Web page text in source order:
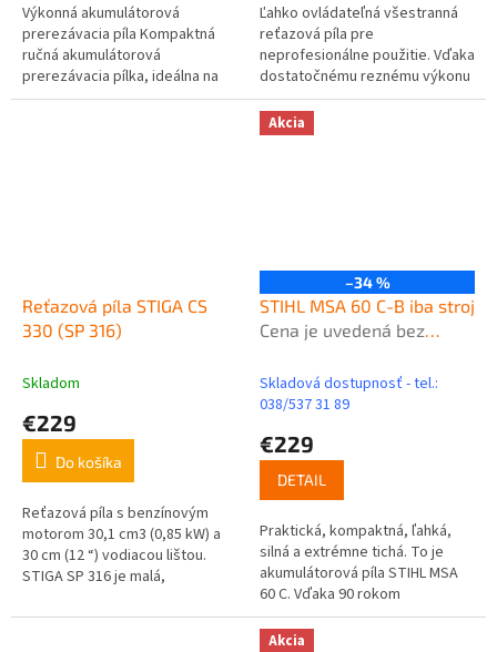
Výkonná akumulátorová
prerezávacia píla Kompaktná
ručná akumulátorová
prerezávacia pílka, ideálna na
prerezávanie stromov,
Ľahko ovládateľná všestranná
reťazová píla pre
neprofesionálne použitie. Vďaka
dostatočnému reznému výkonu
je píla vhodná pre rezanie
palivového dreva, výrub
stromov menších...
Reťazová píla STIGA CS
330 (SP 316)
Skladom
€229
Do košíka
Reťazová píla s benzínovým
motorom 30,1 cm3 (0,85 kW) a
30 cm (12 “) vodiacou lištou.
STIGA SP 316 je malá,
vyvážená a manévrovateľná
Akcia
–34 %
STIHL MSA 60 C-B iba stroj
Cena je uvedená bez
Skladová dostupnosť - tel.:
038/537 31 89
€229
DETAIL
Praktická, kompaktná, ľahká,
silná a extrémne tichá. To je
akumulátorová píla STIHL MSA
60 C. Vďaka 90 rokom
skúseností v oblastí vývoja a
výroby motorových píl prináša...
Akcia